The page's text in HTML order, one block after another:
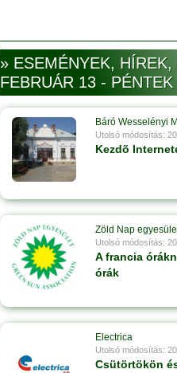
» ESEMÉNYEK,
FEBRUÁR 13 - PÉNTEK
Báró Wesselényi
Utolsó módosítás:
Kezdõ
Zöld Nap
Utolsó módosítás:
A francia
órák
Electrica
Utolsó módosítás:
Csütörtökön